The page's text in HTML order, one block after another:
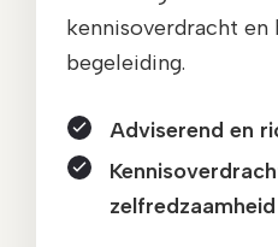
kennisoverdracht en
begeleiding.
Adviserend en
zelfredzaamheid